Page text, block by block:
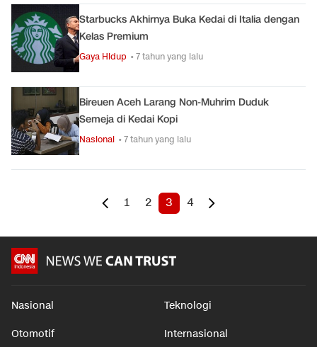
Starbucks Akhirnya Buka Kedai di Italia dengan
Kelas Premium
Gaya Hidup • 7 tahun yang lalu
Bireuen Aceh Larang Non-Muhrim Duduk
Semeja di Kedai Kopi
Nasional • 7 tahun yang lalu
1 2 3 4
Nasional Teknologi
Otomotif Internasional